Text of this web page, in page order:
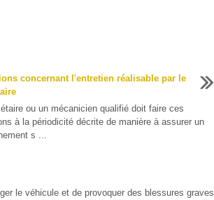
concernant l'entretien réalisable par le
ou un mécanicien qualifié doit faire ces
à la périodicité décrite de manière à assurer un
s ...
le véhicule et de provoquer des blessures graves